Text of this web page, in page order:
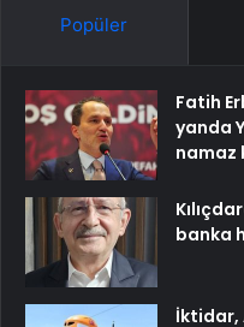
Popüler
Fatih
yanda
namaz
banka
İktidar,